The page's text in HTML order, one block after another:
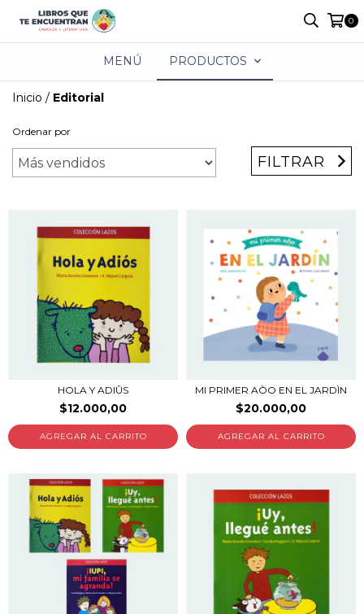
0
MENÚ PRODUCTOS
Inicio / Editorial
Ordenar por
FILTRAR
HOLA Y ADIÛS
$12.000,00
MI PRIMER AÒO EN EL JARDÌN
$20.000,00